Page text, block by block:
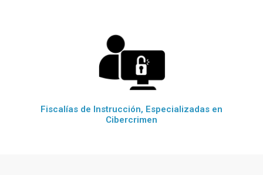
Fiscalías de Instrucción, Especializadas en
Cibercrimen